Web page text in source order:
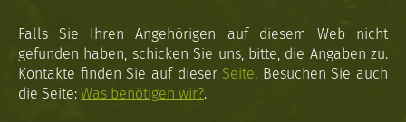
Falls Sie Ihren Angehörigen auf diesem Web nicht
gefunden haben, schicken Sie uns, bitte, die Angaben zu.
Kontakte finden Sie auf dieser Seite. Besuchen Sie auch
die Seite: Was benötigen wir?.